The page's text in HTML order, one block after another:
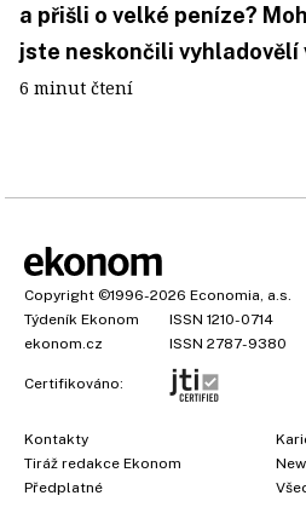
a přišli o velké peníze?
jste neskončili vyhladovělí
6 minut čtení
Copyright ©1996-2026 Economia, a.s.
Týdeník Ekonom
ISSN 1210-0714
ekonom.cz
ISSN 2787-9380
Certifikováno:
Kontakty
Tiráž redakce Ekonom
Předplatné